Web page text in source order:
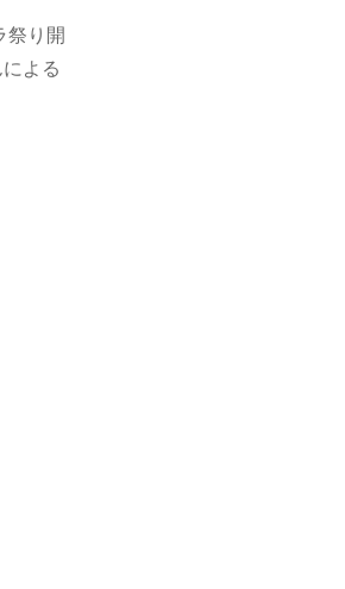
祭り開
よる